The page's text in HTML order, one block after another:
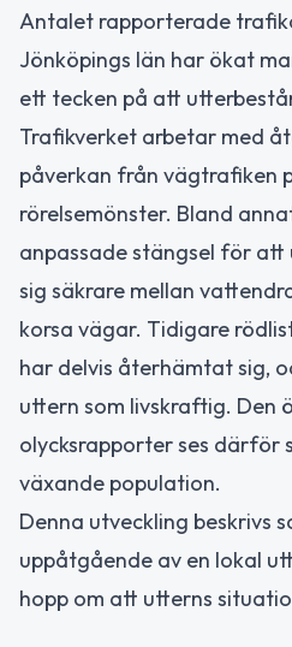
Antalet rapporterade
Jönköpings län har ökat
ett tecken på att
Trafikverket arbetar med
påverkan från vägtrafiken
rörelsemönster. Bland
anpassade stängsel för att
sig säkrare mellan
korsa vägar. Tidigare
har delvis återhämtat sig,
uttern som livskraftig. Den
olycksrapporter ses därför
växande population.
Denna utveckling beskrivs
uppåtgående av en lokal
hopp om att utterns